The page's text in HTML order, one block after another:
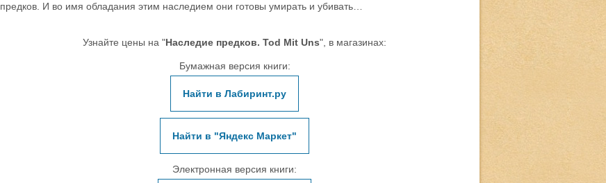
предков. И во имя обладания этим наследием они готовы умирать и убивать…
Узнайте цены на "Наследие предков. Tod Mit Uns", в магазинах:
Бумажная версия книги:
Найти в Лабиринт.ру
Найти в "Яндекс Маркет"
Электронная версия книги: